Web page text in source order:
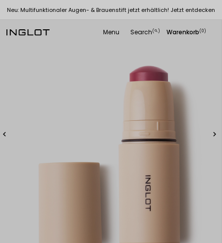
Neu: Multifunktionaler Augen- & Brauenstift jetzt erhältlich! Jetzt entdecken
Menu Search(
search ) Warenkorb(0)
 